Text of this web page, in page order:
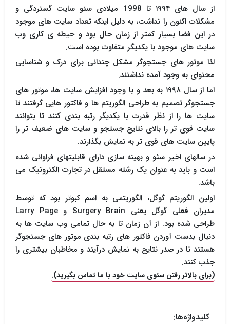
از سال های ۱۹۹۴ تا 1998 میلادی سئو سایت گستردگی و
مشکلات اکنون را نداشت، به دلیل اینکه تعداد سایت های موجود
در این فضا بسیار کمتر از زمان حال بود و حیطه ی کاری وب
سایت های موجود با یکدیگر متفاوت بوده است.
لذا موتور های جستجوگر مشکل چندانی برای درک و شناسایی
محتوای به وجود آمده نداشتند.
اما از سال ۱۹۹۸ به بعد و با وجود افزایش سایت ها، موتور های
جستجوگر تصمیم به طراحی الگوریتم ها و فاکتور هایی گرفتند تا
سایت ها را از نظر قدرت با یکدیگر رتبه بندی کنند تا بتوانند
سایت قوی تر را بالای نتایج جستجو و سایت های ضعیف تر را
پایین سایت های قوی تر به نمایش بگذارند.
در سالهای اخیر سئو و بهینه سازی دارای قابلیتهای فراوانی شده
است و باید به عنوان یک رشته مستقل در تجارت الکترونیک می
باشد.
اولین الگوریتم گوگل، الگوریتمی به اسم کبوتر بود که توسط
مدیران فعلی گوگل یعنی
و Surgery Brain
طراحی شده بود. از آن زمان تا به حال تمامی وب سایت ها به
دنبال بدست آوردن فاکتور های رتبه بندی موتور های جستجوگر
هستند تا در صدر نتایج به نمایش درآیند و مخاطبان بیشتری را
جذب کنند.
(برای بالاتر رفتن سئوی سایت خود با ما تماس بگیرید).
کلیدواژه‌ها: